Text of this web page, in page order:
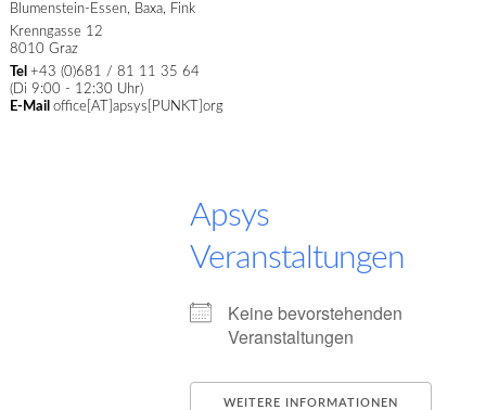
Blumenstein-Essen, Baxa, Fink
Krenngasse 12
8010 Graz
Tel +43 (0)681 / 81 11 35 64
(Di 9:00 - 12:30 Uhr)
E-Mail office[AT]apsys[PUNKT]org
Apsys
Veranstaltungen
Keine bevorstehenden
Veranstaltungen
WEITERE INFORMATIONEN